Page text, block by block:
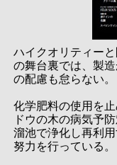
ハイクオリティー
の舞台裏では、製
の配慮も怠らない。
化学肥料の使用を
ドウの木の病気予
溜池で浄化し再利
努力を行っている。